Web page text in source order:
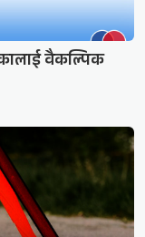
वैकल्पिक